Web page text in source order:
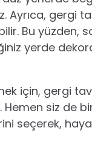
Ayrıca, gergi
Bu yüzden,
yerde
için, gergi
siz de
seçerek,